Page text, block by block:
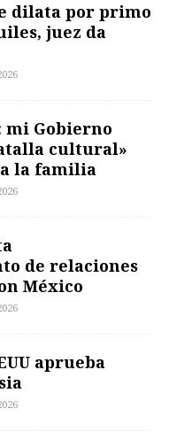
dilata por primo
juez da
mi Gobierno
cultural»
la familia
de relaciones
México
aprueba